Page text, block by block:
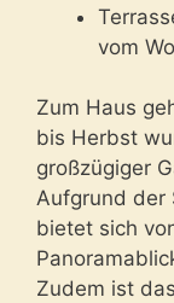
vom
Zum Haus
bis Herbst
großzügiger
Aufgrund der
bietet sich
Zudem ist